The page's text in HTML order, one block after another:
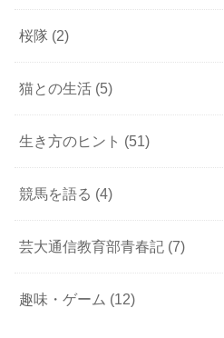
桜隊 (2)
猫との生活 (5)
生き方のヒント (51)
競馬を語る (4)
芸大通信教育部青春記 (7)
趣味・ゲーム (12)